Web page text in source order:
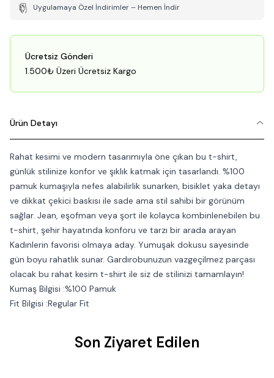
Uygulamaya Özel İndirimler – Hemen İndir
Ücretsiz Gönderi
1.500₺ Üzeri Ücretsiz Kargo
Ürün Detayı
Rahat kesimi ve modern tasarımıyla öne çıkan bu t-shirt,
günlük stilinize konfor ve şıklık katmak için tasarlandı. %100
pamuk kumaşıyla nefes alabilirlik sunarken, bisiklet yaka detayı
ve dikkat çekici baskısı ile sade ama stil sahibi bir görünüm
sağlar. Jean, eşofman veya şort ile kolayca kombinlenebilen bu
t-shirt, şehir hayatında konforu ve tarzı bir arada arayan
Kadınlerin favorisi olmaya aday. Yumuşak dokusu sayesinde
gün boyu rahatlık sunar. Gardırobunuzun vazgeçilmez parçası
olacak bu rahat kesim t-shirt ile siz de stilinizi tamamlayın!
Kumaş Bilgisi :%100 Pamuk
Fit Bilgisi :Regular Fit
Son Ziyaret Edilen